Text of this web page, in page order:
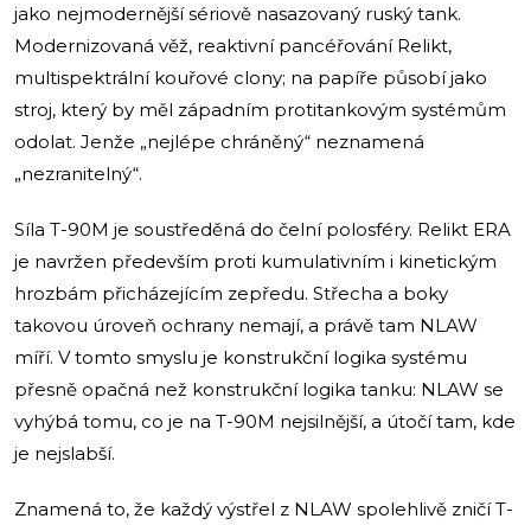
jako nejmodernější sériově nasazovaný ruský tank.
Modernizovaná věž, reaktivní pancéřování Relikt,
multispektrální kouřové clony; na papíře působí jako
stroj, který by měl západním protitankovým systémům
odolat. Jenže „nejlépe chráněný“ neznamená
„nezranitelný“.
Síla T-90M je soustředěná do čelní polosféry. Relikt ERA
je navržen především proti kumulativním i kinetickým
hrozbám přicházejícím zepředu. Střecha a boky
takovou úroveň ochrany nemají, a právě tam NLAW
míří. V tomto smyslu je konstrukční logika systému
přesně opačná než konstrukční logika tanku: NLAW se
vyhýbá tomu, co je na T-90M nejsilnější, a útočí tam, kde
je nejslabší.
Znamená to, že každý výstřel z NLAW spolehlivě zničí T-